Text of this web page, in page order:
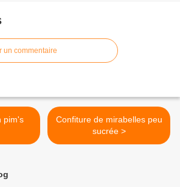
un commentaire
pim's
Confiture de mirabelles peu
sucrée >